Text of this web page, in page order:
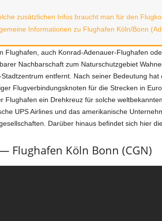
zusätzlichen Infos braucht man für den
Informationen zu Flughafen Köln/Bonn
Flughafen, auch Konrad-Adenauer-Flughafen
Nachbarschaft zum Naturschutzgebiet
entfernt. Nach seiner Bedeutung
Flugverbindungsknoten für die Strecken in
Flughafen ein Drehkreuz für solche
UPS Airlines und das amerikanische
Darüber hinaus befindet sich hier
Flughafen Köln Bonn (CGN)